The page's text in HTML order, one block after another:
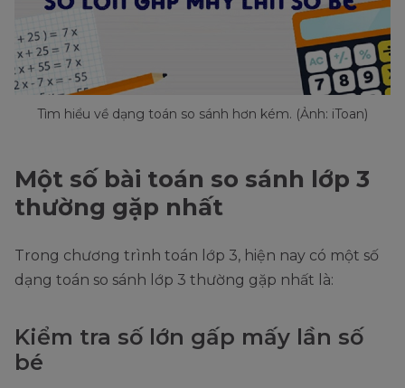
Tìm hiểu về dạng toán so sánh hơn kém. (Ảnh: iToan)
Một số bài toán so sánh lớp 3
thường gặp nhất
Trong chương trình toán lớp 3, hiện nay có một số
dạng toán so sánh lớp 3 thường gặp nhất là:
Kiểm tra số lớn gấp mấy lần số
bé